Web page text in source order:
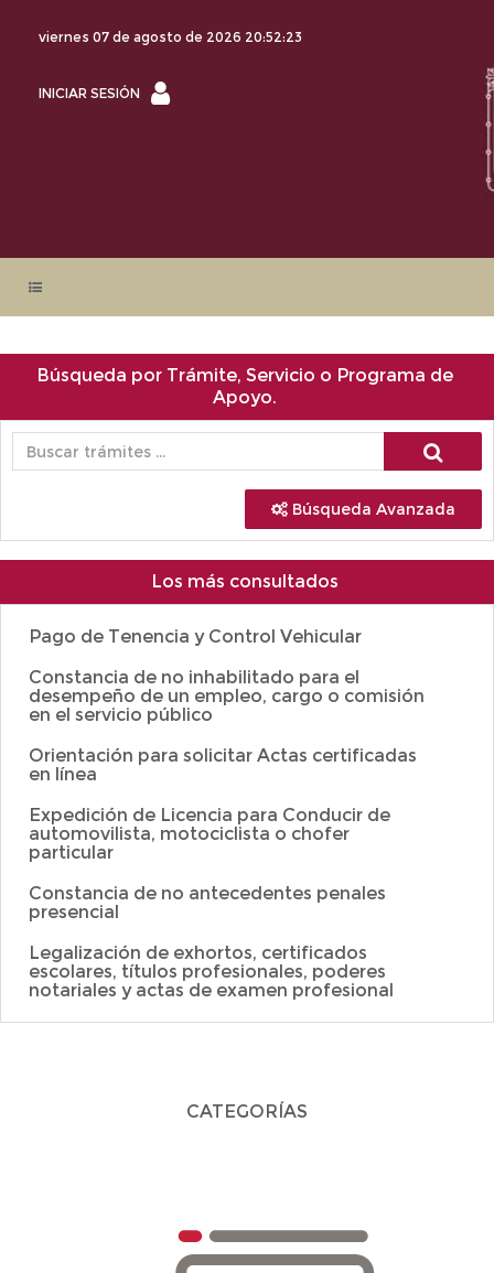
viernes 07 de agosto de 2026 20:52:23
INICIAR SESIÓN
SESIÓN
Búsqueda por Trámite, Servicio o Programa de
Apoyo.
Búsqueda Avanzada
Los más consultados
Pago de Tenencia y Control Vehicular
Constancia de no inhabilitado para el
desempeño de un empleo, cargo o comisión
en el servicio público
Orientación para solicitar Actas certificadas
en línea
Expedición de Licencia para Conducir de
automovilista, motociclista o chofer
particular
Constancia de no antecedentes penales
presencial
Legalización de exhortos, certificados
escolares, títulos profesionales, poderes
notariales y actas de examen profesional
CATEGORÍAS